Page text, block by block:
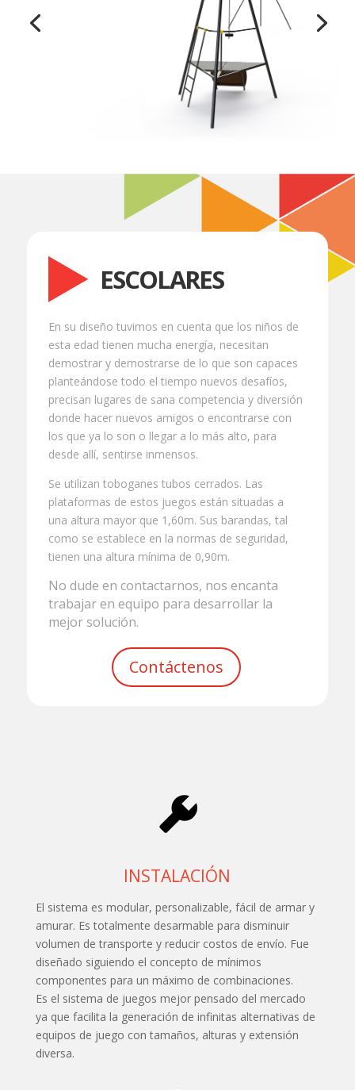
ESCOLARES
En su diseño tuvimos en cuenta que los niños de
esta edad tienen mucha energía, necesitan
demostrar y demostrarse de lo que son capaces
planteándose todo el tiempo nuevos desafíos,
precisan lugares de sana competencia y diversión
donde hacer nuevos amigos o encontrarse con
los que ya lo son o llegar a lo más alto, para
desde allí, sentirse inmensos.
Se utilizan toboganes tubos cerrados. Las
plataformas de estos juegos están situadas a
una altura mayor que 1,60m. Sus barandas, tal
como se establece en la normas de seguridad,
tienen una altura mínima de 0,90m.
No dude en contactarnos, nos encanta
trabajar en equipo para desarrollar la
mejor solución.
Contáctenos
INSTALACIÓN
El sistema es modular, personalizable, fácil de armar y
amurar. Es totalmente desarmable para disminuir
volumen de transporte y reducir costos de envío. Fue
diseñado siguiendo el concepto de mínimos
componentes para un máximo de combinaciones.
Es el sistema de juegos mejor pensado del mercado
ya que facilita la generación de infinitas alternativas de
equipos de juego con tamaños, alturas y extensión
diversa.